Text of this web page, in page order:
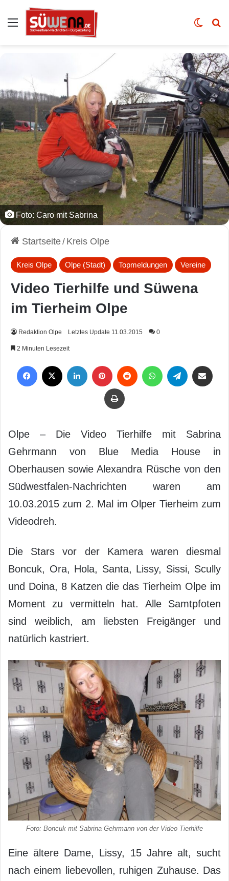
Auswahl Skin
Foto: Caro mit Sabrina
Startseite/ Kreis Olpe
Kreis Olpe Olpe (Stadt) Topmeldungen Vereine
Video Tierhilfe und Süwena
im Tierheim Olpe
Redaktion Olpe Letztes Update 11.03.2015 0
2 Minuten Lesezeit
Drucken
Olpe – Die Video Tierhilfe mit Sabrina
Gehrmann von Blue Media House in
Oberhausen sowie Alexandra Rüsche von den
Südwestfalen-Nachrichten waren am
10.03.2015 zum 2. Mal im Olper Tierheim zum
Videodreh.
Die Stars vor der Kamera waren diesmal
Boncuk, Ora, Hola, Santa, Lissy, Sissi, Scully
und Doina, 8 Katzen die das Tierheim Olpe im
Moment zu vermitteln hat. Alle Samtpfoten
sind weiblich, am liebsten Freigänger und
natürlich kastriert.
Foto: Boncuk mit Sabrina Gehrmann von der Video Tierhilfe
Eine ältere Dame, Lissy, 15 Jahre alt, sucht
nach einem liebevollen, ruhigen Zuhause. Das